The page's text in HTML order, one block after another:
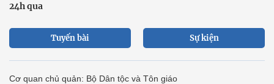
24h qua
Tuyến bài Sự kiện
Cơ quan chủ quản: Bộ Dân tộc và Tôn giáo